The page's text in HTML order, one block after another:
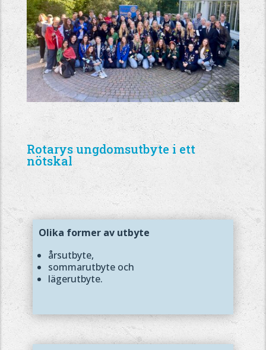
Rotarys ungdomsutbyte i ett
nötskal
Olika former av utbyte
årsutbyte,
sommarutbyte och
lägerutbyte.